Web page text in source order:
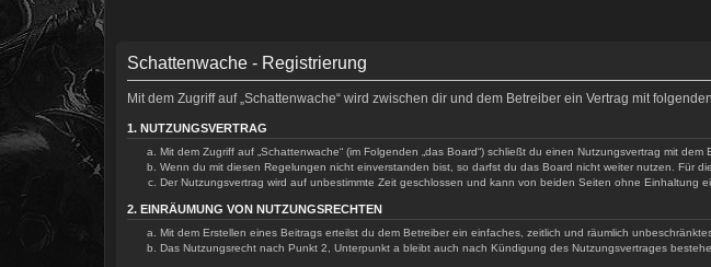
Schattenwache - Registrierung
Mit dem Zugriff auf „Schattenwache“ wird zwischen dir und dem Betreiber ein Vertrag mit
1. NUTZUNGSVERTRAG
Mit dem Zugriff auf „Schattenwache“ (im Folgenden „das Board“) schließt du einen Nutzungsvertrag mit
Wenn du mit diesen Regelungen nicht einverstanden bist, so darfst du das Board nicht weiter nutzen. Für
Der Nutzungsvertrag wird auf unbestimmte Zeit geschlossen und kann von beiden Seiten ohne Einhaltung
2. EINRÄUMUNG VON NUTZUNGSRECHTEN
Mit dem Erstellen eines Beitrags erteilst du dem Betreiber ein einfaches, zeitlich und räumlich
Das Nutzungsrecht nach Punkt 2, Unterpunkt a bleibt auch nach Kündigung des Nutzungsvertrages